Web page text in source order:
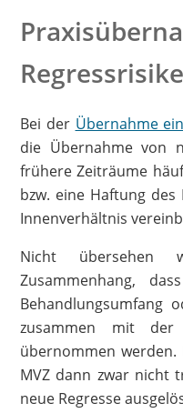
Bei der Übernahme
die Übernahme von
frühere Zeiträume
bzw. eine Haftung
Innenverhältnis
Nicht übersehen
Zusammenhang,
Behandlungsumfang
zusammen mit
übernommen werden.
MVZ dann zwar nicht
neue Regresse